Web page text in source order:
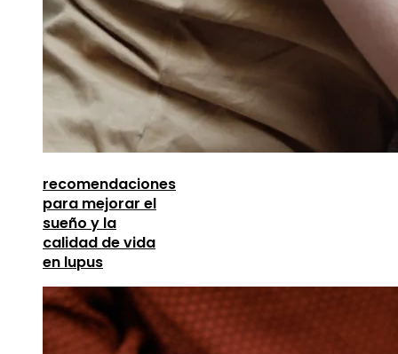
recomendaciones
para mejorar el
sueño y la
calidad de vida
en lupus